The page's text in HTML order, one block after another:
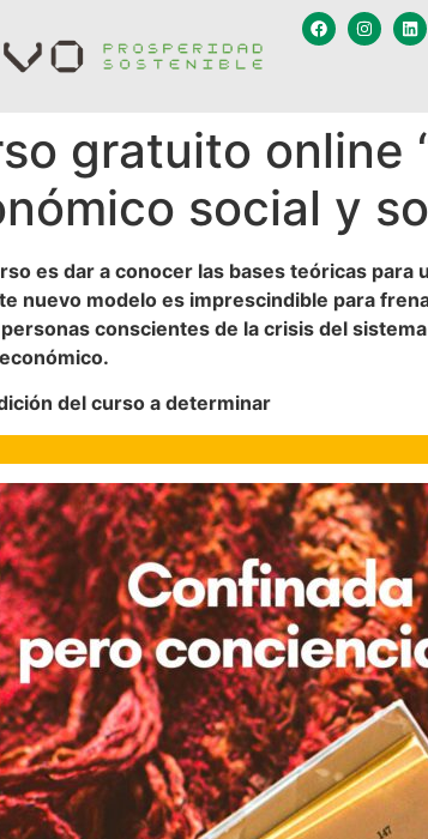
gratuito online
social y
es dar a conocer las bases teóricas
nuevo modelo es imprescindible para
conscientes de la crisis del
del curso a determinar